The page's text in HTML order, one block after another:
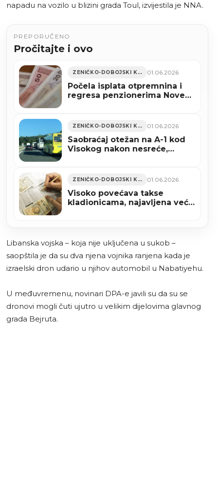
napadu na vozilo u blizini grada Toul, izvijestila je NNA.
PREPORUČENO
Pročitajte i ovo
ZENIČKO-DOBOJSKI KANTON 01.06.2026
Počela isplata otpremnina i
regresa penzionerima Nove
ZENIČKO-DOBOJSKI KANTON 01.06.2026
Saobraćaj otežan na A-1 kod
Visokog nakon nesreće,
ZENIČKO-DOBOJSKI KANTON 01.06.2026
Visoko povećava takse
kladionicama, najavljena veća
Libanska vojska – koja nije uključena u sukob –
saopštila je da su dva njena vojnika ranjena kada je
izraelski dron udario u njihov automobil u Nabatiyehu.
U međuvremenu, novinari DPA-e javili su da su se
dronovi mogli čuti ujutro u velikim dijelovima glavnog
grada Bejruta.